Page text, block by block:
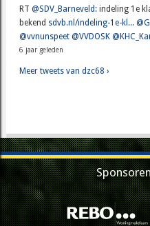
RT@SDV_Barneveld : indeling 1e
bekend sdvb.nl/indeling-1e-kl...
@vvnunspeet @VVDOSK
6 jaar geleden
Meer tweets van dzc68 ›